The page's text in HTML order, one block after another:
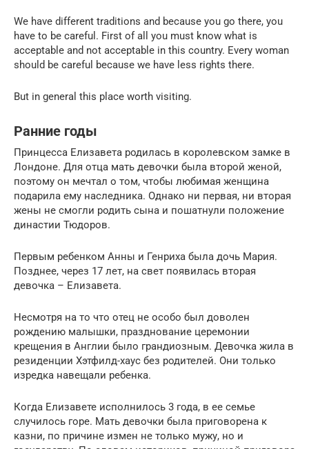
We have different traditions and because you go there, you
have to be careful. First of all you must know what is
acceptable and not acceptable in this country. Every woman
should be careful because we have less rights there.
But in general this place worth visiting.
Ранние годы
Принцесса Елизавета родилась в королевском замке в
Лондоне. Для отца мать девочки была второй женой,
поэтому он мечтал о том, чтобы любимая женщина
подарила ему наследника. Однако ни первая, ни вторая
жены не смогли родить сына и пошатнули положение
династии Тюдоров.
Первым ребенком Анны и Генриха была дочь Мария.
Позднее, через 17 лет, на свет появилась вторая
девочка – Елизавета.
Несмотря на то что отец не особо был доволен
рождению малышки, празднование церемонии
крещения в Англии было грандиозным. Девочка жила в
резиденции Хэтфилд-хаус без родителей. Они только
изредка навещали ребенка.
Когда Елизавете исполнилось 3 года, в ее семье
случилось горе. Мать девочки была приговорена к
казни, по причине измен не только мужу, но и